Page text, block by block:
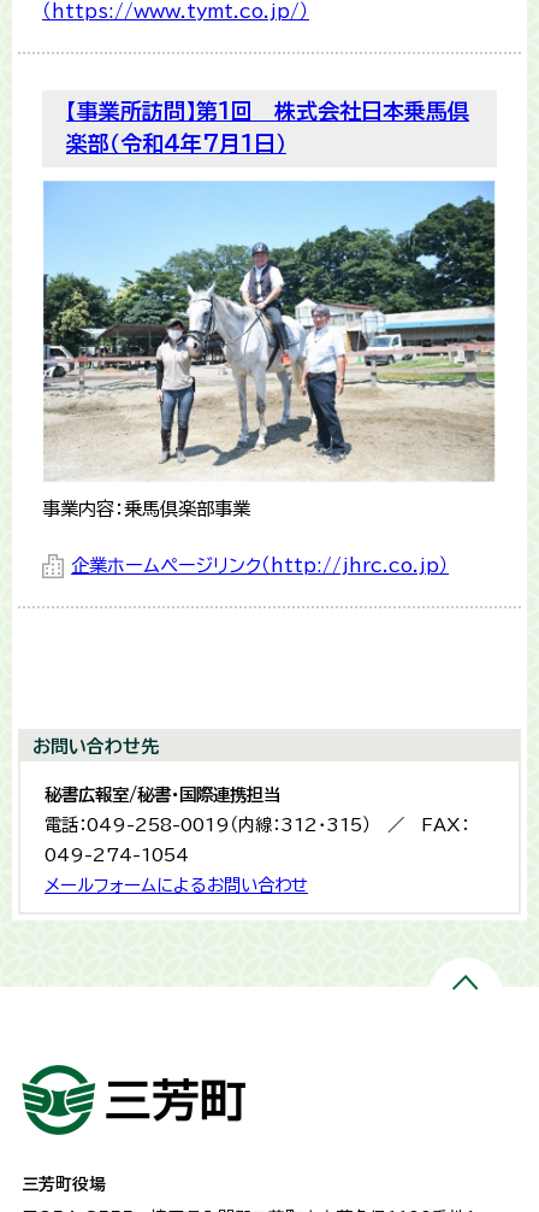
（https://www.tymt.co.jp/）
【事業所訪問】第1回 株式会社日本乗馬倶
楽部（令和4年7月1日）
事業内容：乗馬倶楽部事業
企業ホームページリンク（http://jhrc.co.jp）
お問い合わせ先
秘書広報室/秘書・国際連携担当
電話：049-258-0019（内線：312・315） ／ FAX：
049-274-1054
メールフォームによるお問い合わせ
三芳町役場